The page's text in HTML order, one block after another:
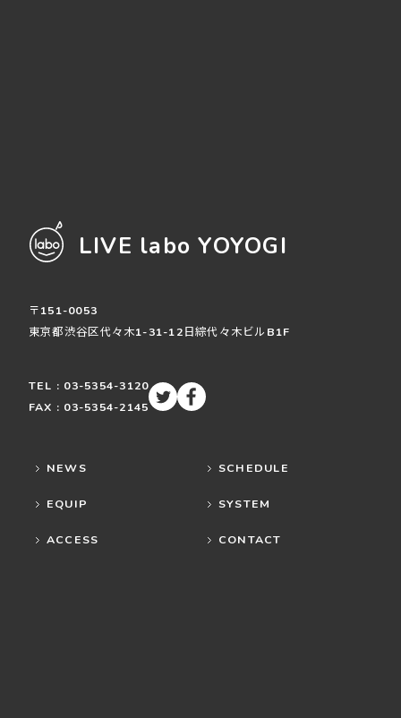
LIVE labo YOYOGI
〒151-0053
東京都渋谷区代々木1-31-12日綜代々木ビルB1F
TEL : 03-5354-3120
FAX : 03-5354-2145
NEWS SCHEDULE
EQUIP SYSTEM
ACCESS CONTACT